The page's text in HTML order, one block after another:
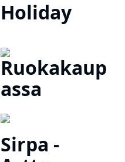
Holiday
Ruokakaup
assa
Sirpa -